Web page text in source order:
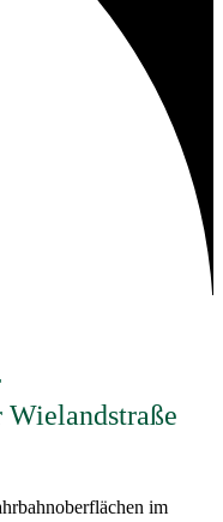
Wielandstraße
im